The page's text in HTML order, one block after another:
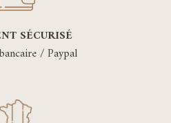
SÉCURISÉ
/ Paypal